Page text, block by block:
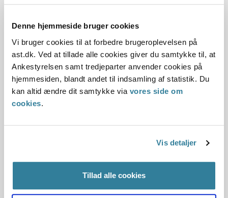
Denne hjemmeside bruger cookies
Vi bruger cookies til at forbedre brugeroplevelsen på
ast.dk. Ved at tillade alle cookies giver du samtykke til, at
Ankestyrelsen samt tredjeparter anvender cookies på
hjemmesiden, blandt andet til indsamling af statistik. Du
kan altid ændre dit samtykke via vores side om
cookies.
Vis detaljer
Tillad alle cookies
Den konkrete afgørelse
Dato for underskrift
15.02.2018
Paragraf